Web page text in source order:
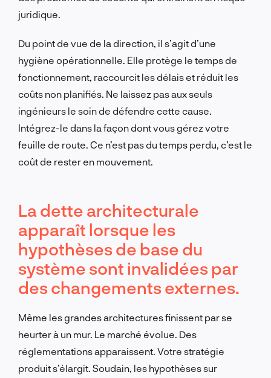
juridique.
Du point de vue de la direction, il s’agit d’une
hygiène opérationnelle. Elle protège le temps de
fonctionnement, raccourcit les délais et réduit les
coûts non planifiés. Ne laissez pas aux seuls
ingénieurs le soin de défendre cette cause.
Intégrez-le dans la façon dont vous gérez votre
feuille de route. Ce n’est pas du temps perdu, c’est le
coût de rester en mouvement.
La dette architecturale
apparaît lorsque les
hypothèses de base du
système sont invalidées par
des changements externes.
Même les grandes architectures finissent par se
heurter à un mur. Le marché évolue. Des
réglementations apparaissent. Votre stratégie
produit s’élargit. Soudain, les hypothèses sur